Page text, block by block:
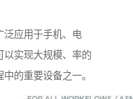
泛应用于手机、电
以实现大规模、率的
的重要设备之一。